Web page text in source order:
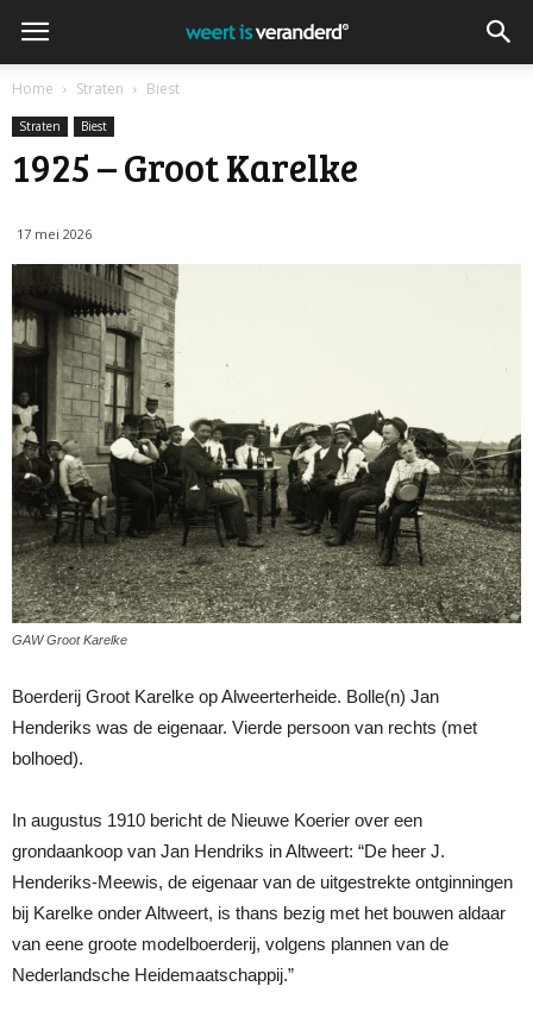
Home Straten Biest
Straten Biest
1925 – Groot Karelke
17 mei 2026
GAW Groot Karelke
Boerderij Groot Karelke op Alweerterheide. Bolle(n) Jan
Henderiks was de eigenaar. Vierde persoon van rechts (met
bolhoed).
In augustus 1910 bericht de Nieuwe Koerier over een
grondaankoop van Jan Hendriks in Altweert: “De heer J.
Henderiks-Meewis, de eigenaar van de uitgestrekte ontginningen
bij Karelke onder Altweert, is thans bezig met het bouwen aldaar
van eene groote modelboerderij, volgens plannen van de
Nederlandsche Heidemaatschappij.”